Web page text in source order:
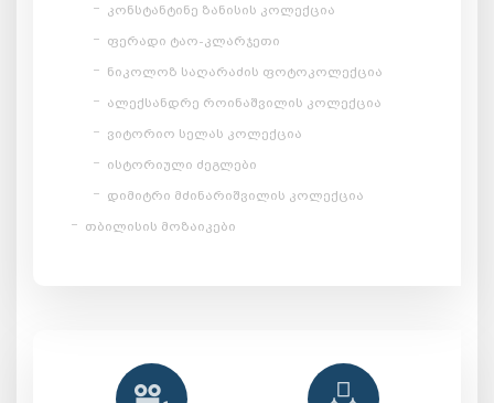
კონსტანტინე ზანისის კოლექცია
ფერადი ტაო-კლარჯეთი
ნიკოლოზ საღარაძის ფოტოკოლექცია
ალექსანდრე როინაშვილის კოლექცია
ვიტორიო სელას კოლექცია
ისტორიული ძეგლები
დიმიტრი მძინარიშვილის კოლექცია
თბილისის მოზაიკები